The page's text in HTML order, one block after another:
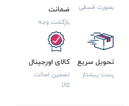
بصورت قسطی
ضمانت
بازگشت وجه
تحویل سریع
پست پیشتاز
کالای اورجینال
تضمین اصالت
کالا